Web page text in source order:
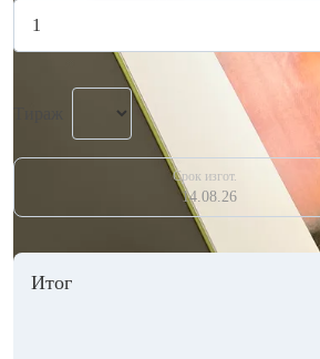
Срок изгот.
14.08.26
Итог